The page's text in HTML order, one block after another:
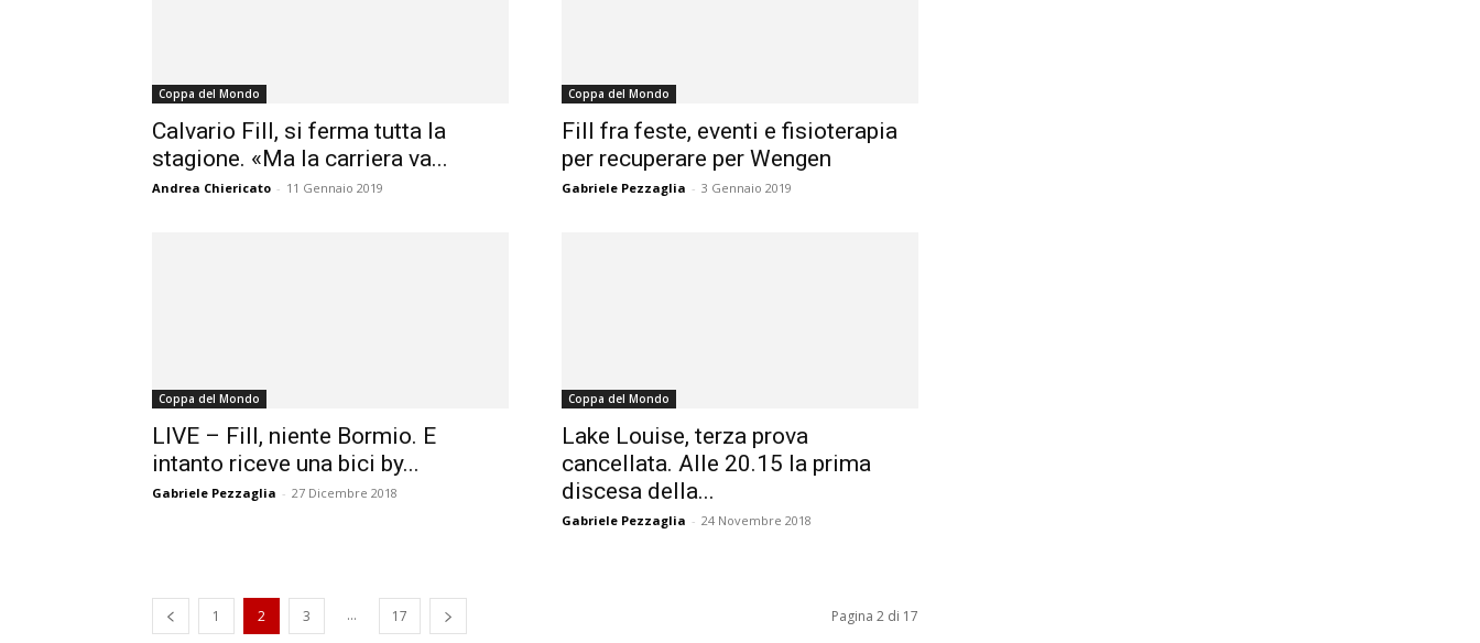
Coppa del Mondo
Calvario Fill, si ferma tutta la
stagione. «Ma la carriera va...
Andrea Chiericato - 11 Gennaio 2019
Coppa del Mondo
Fill fra feste, eventi e fisioterapia
per recuperare per Wengen
Gabriele Pezzaglia - 3 Gennaio 2019
Coppa del Mondo
LIVE – Fill, niente Bormio. E
intanto riceve una bici by...
Gabriele Pezzaglia - 27 Dicembre 2018
Coppa del Mondo
Lake Louise, terza prova
cancellata. Alle 20.15 la prima
discesa della...
Gabriele Pezzaglia - 24 Novembre 2018
1 2 3 ... 17 Pagina 2 di 17